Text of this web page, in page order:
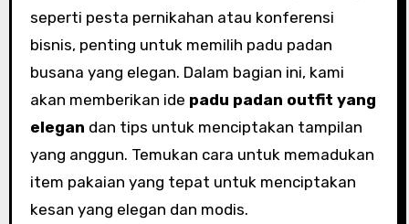
seperti pesta pernikahan atau konferensi
bisnis, penting untuk memilih padu padan
busana yang elegan. Dalam bagian ini, kami
akan memberikan ide padu padan outfit yang
elegan dan tips untuk menciptakan tampilan
yang anggun. Temukan cara untuk memadukan
item pakaian yang tepat untuk menciptakan
kesan yang elegan dan modis.